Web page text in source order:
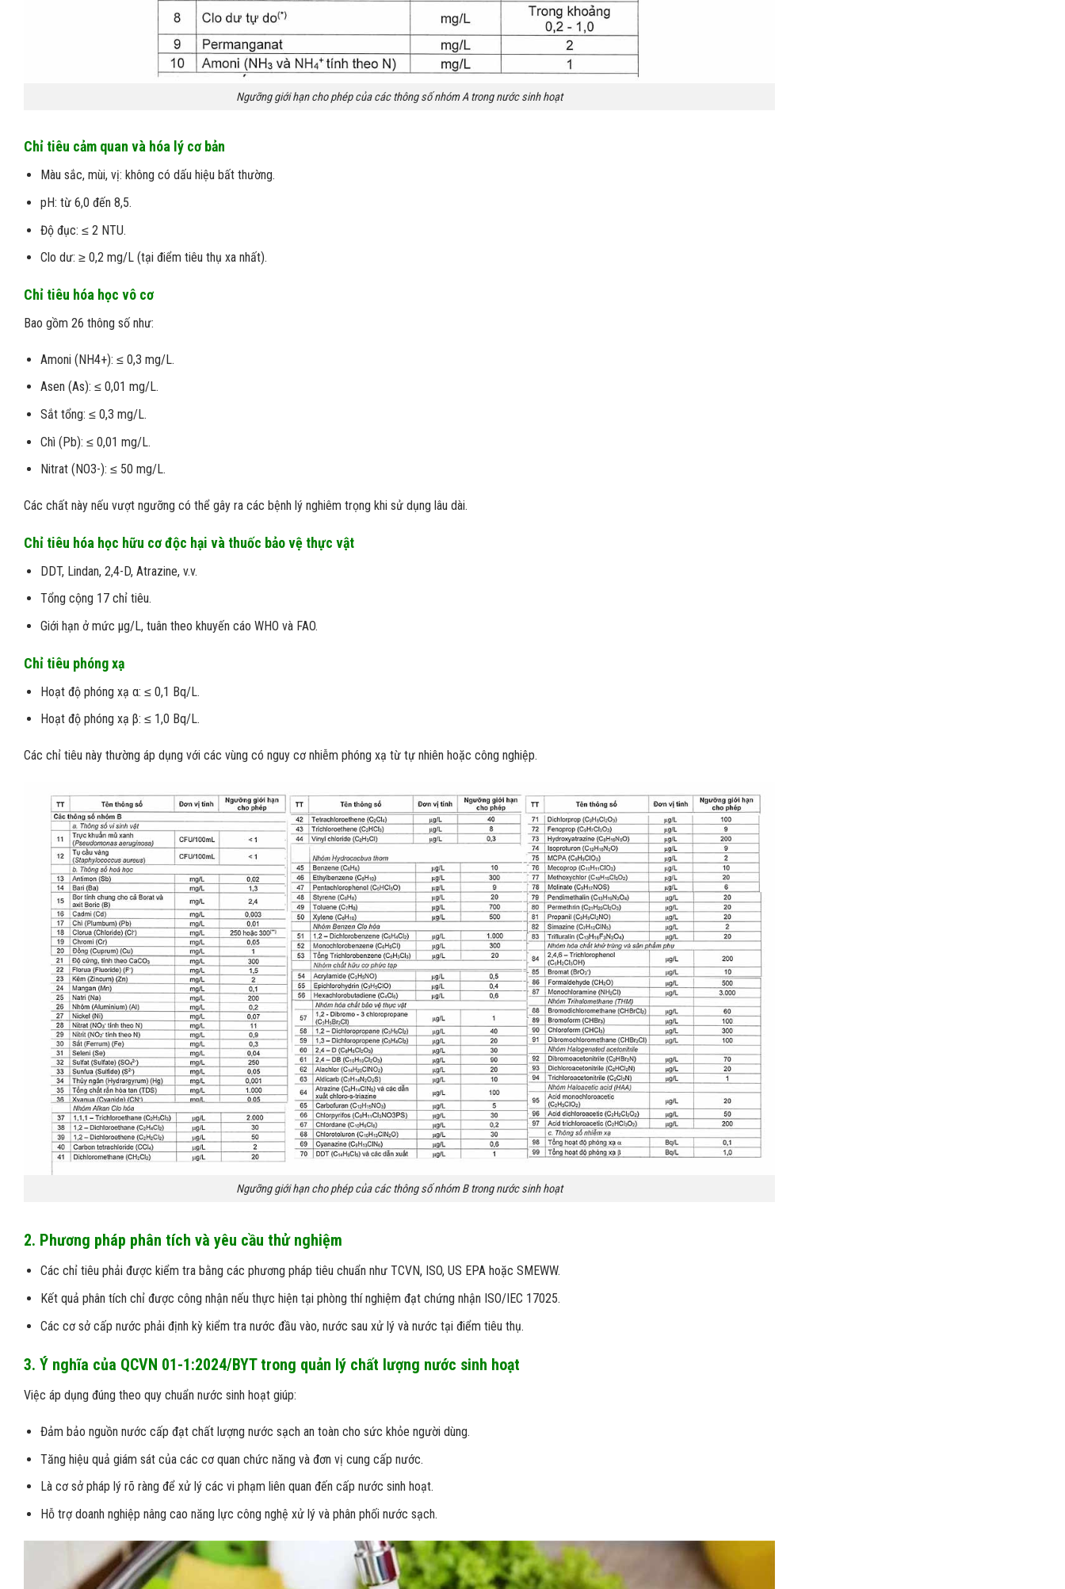
Ngưỡng giới hạn cho phép của các thông số nhóm A trong nước sinh hoạt
Chỉ tiêu cảm quan và hóa lý cơ bản
Màu sắc, mùi, vị: không có dấu hiệu bất thường.
pH: từ 6,0 đến 8,5.
Độ đục: ≤ 2 NTU.
Clo dư: ≥ 0,2 mg/L (tại điểm tiêu thụ xa nhất).
Chỉ tiêu hóa học vô cơ
Bao gồm 26 thông số như:
Amoni (NH4+): ≤ 0,3 mg/L.
Asen (As): ≤ 0,01 mg/L.
Sắt tổng: ≤ 0,3 mg/L.
Chì (Pb): ≤ 0,01 mg/L.
Nitrat (NO3-): ≤ 50 mg/L.
Các chất này nếu vượt ngưỡng có thể gây ra các bệnh lý nghiêm trọng khi sử dụng lâu dài.
Chỉ tiêu hóa học hữu cơ độc hại và thuốc bảo vệ thực vật
DDT, Lindan, 2,4-D, Atrazine, v.v.
Tổng cộng 17 chỉ tiêu.
Giới hạn ở mức μg/L, tuân theo khuyến cáo WHO và FAO.
Chỉ tiêu phóng xạ
Hoạt độ phóng xạ α: ≤ 0,1 Bq/L.
Hoạt độ phóng xạ β: ≤ 1,0 Bq/L.
Các chỉ tiêu này thường áp dụng với các vùng có nguy cơ nhiễm phóng xạ từ tự nhiên hoặc công nghiệp.
Ngưỡng giới hạn cho phép của các thông số nhóm B trong nước sinh hoạt
2. Phương pháp phân tích và yêu cầu thử nghiệm
Các chỉ tiêu phải được kiểm tra bằng các phương pháp tiêu chuẩn như TCVN, ISO, US EPA hoặc SMEWW.
Kết quả phân tích chỉ được công nhận nếu thực hiện tại phòng thí nghiệm đạt chứng nhận ISO/IEC 17025.
Các cơ sở cấp nước phải định kỳ kiểm tra nước đầu vào, nước sau xử lý và nước tại điểm tiêu thụ.
3. Ý nghĩa của QCVN 01-1:2024/BYT trong quản lý chất lượng nước sinh hoạt
Việc áp dụng đúng theo quy chuẩn nước sinh hoạt giúp:
Đảm bảo nguồn nước cấp đạt chất lượng nước sạch an toàn cho sức khỏe người dùng.
Tăng hiệu quả giám sát của các cơ quan chức năng và đơn vị cung cấp nước.
Là cơ sở pháp lý rõ ràng để xử lý các vi phạm liên quan đến cấp nước sinh hoạt.
Hỗ trợ doanh nghiệp nâng cao năng lực công nghệ xử lý và phân phối nước sạch.